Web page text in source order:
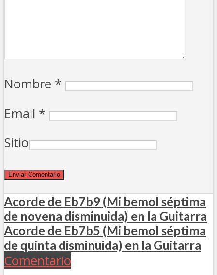
Nombre *
Email *
Sitio
Acorde de Eb7b9 (Mi bemol séptima
de novena disminuida) en la Guitarra
Acorde de Eb7b5 (Mi bemol séptima
de quinta disminuida) en la Guitarra
Comentario